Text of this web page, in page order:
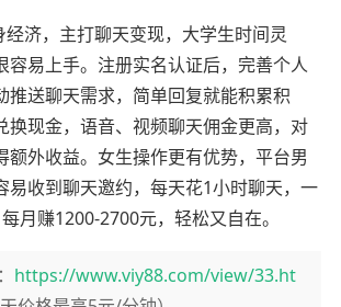
济，主打聊天变现，大学生时间灵
容易上手。注册实名认证后，完善个人
推送聊天需求，简单回复就能积累积
换现金，语音、视频聊天佣金更高，对
额外收益。女生操作更有优势，平台男
易收到聊天邀约，每天花1小时聊天，一
月赚1200-2700元，轻松又自在。
https://www.viy88.com/view/33.ht